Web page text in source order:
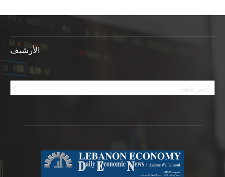
الأرشيف
الأرشيف